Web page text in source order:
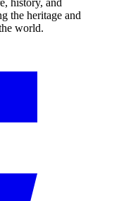
the heritage and
world.